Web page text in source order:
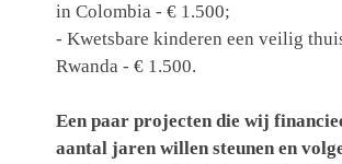
in Colombia - € 1.500;
- Kwetsbare kinderen een veilig
Rwanda - € 1.500.
Een paar projecten die wij
aantal jaren willen steunen en